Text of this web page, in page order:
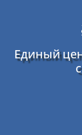
Единый